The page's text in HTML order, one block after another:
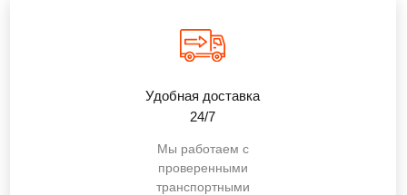
Удобная доставка
24/7
Мы работаем с
проверенными
транспортными